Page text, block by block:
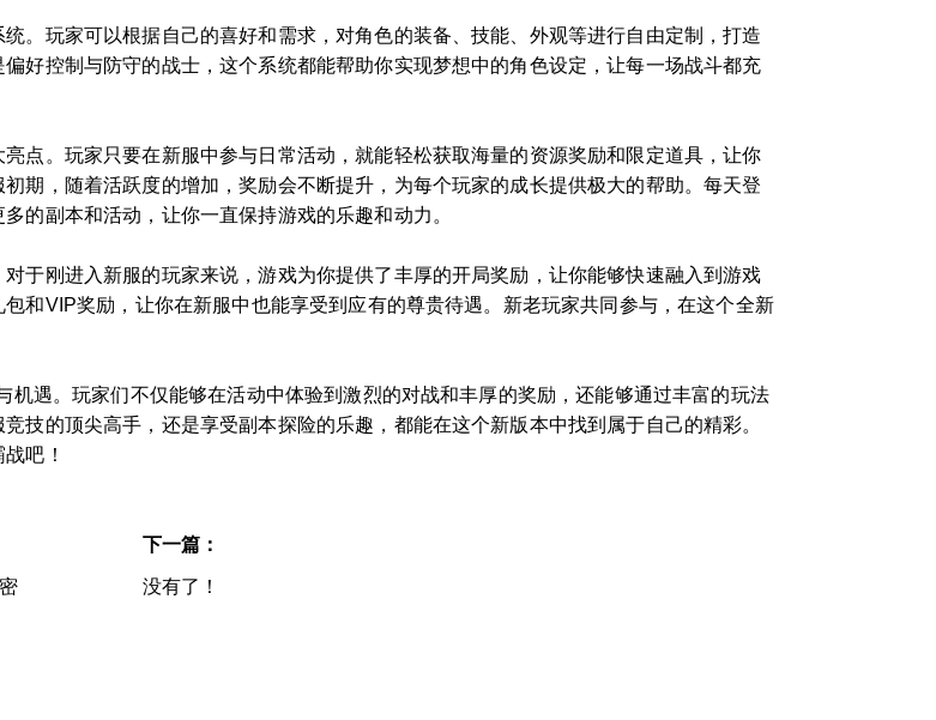
。玩家可以根据自己的喜好和需求，对角色的装备、技能、外观等进行自由定制，打造
好控制与防守的战士，这个系统都能帮助你实现梦想中的角色设定，让每一场战斗都充
点。玩家只要在新服中参与日常活动，就能轻松获取海量的资源奖励和限定道具，让你
期，随着活跃度的增加，奖励会不断提升，为每个玩家的成长提供极大的帮助。每天登
的副本和活动，让你一直保持游戏的乐趣和动力。
于刚进入新服的玩家来说，游戏为你提供了丰厚的开局奖励，让你能够快速融入到游戏
和VIP奖励，让你在新服中也能享受到应有的尊贵待遇。新老玩家共同参与，在这个全新
机遇。玩家们不仅能够在活动中体验到激烈的对战和丰厚的奖励，还能够通过丰富的玩法
技的顶尖高手，还是享受副本探险的乐趣，都能在这个新版本中找到属于自己的精彩。
吧！
下一篇：
没有了！